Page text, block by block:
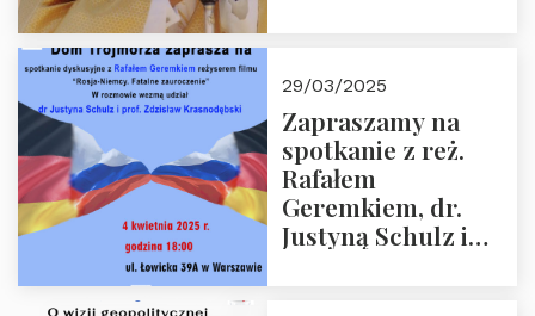
29/03/2025
Zapraszamy na
spotkanie z reż.
Rafałem
Geremkiem, dr.
Justyną Schulz i